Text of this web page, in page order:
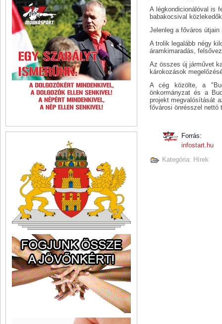
A légkondicionálóval is
babakocsival
Jelenleg a főváros
A trolik legalább négy
áramkimaradás,
Az összes új járművet
károkozások
A cég közölte, a
önkormányzat és a
projekt megvalósítását
fővárosi önrésszel nettó
Forrás:
infostart.hu
Kategória: Hírek